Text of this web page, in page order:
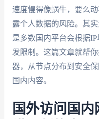
速度慢得像蜗牛，要么
露个人数据的风险。其
是多数国内平台会根据
发限制。这篇文章就帮
器，从节点分布到安全
国内内容。
国外访问国